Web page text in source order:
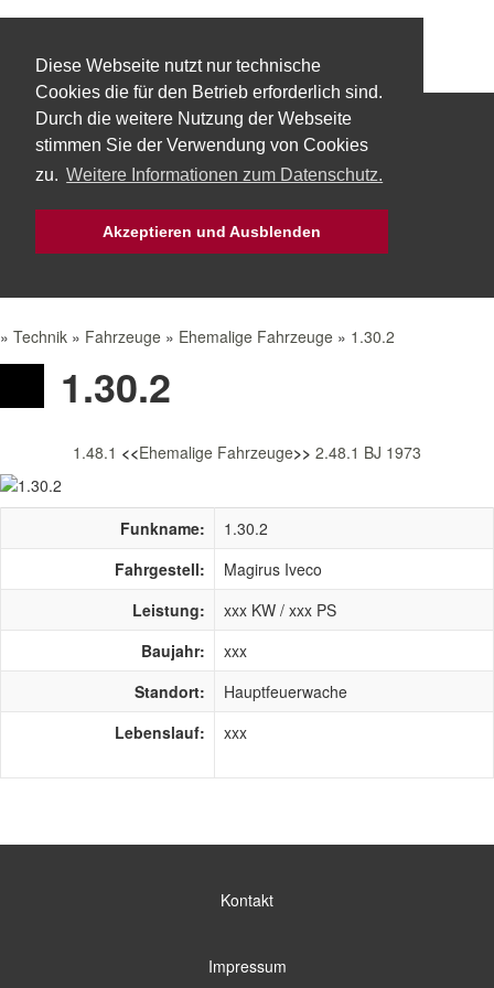
Diese Webseite nutzt nur technische
Cookies die für den Betrieb erforderlich sind.
Durch die weitere Nutzung der Webseite
stimmen Sie der Verwendung von Cookies
zu. Weitere Informationen zum Datenschutz.
Akzeptieren und Ausblenden
Start Über uns Fachbereiche
» Technik » Fahrzeuge » Ehemalige Fahrzeuge » 1.30.2
1.30.2
1.48.1 <<Ehemalige Fahrzeuge>> 2.48.1 BJ 1973
Funkname:
1.30.2
Fahrgestell:
Magirus Iveco
Leistung:
xxx KW / xxx PS
Baujahr:
xxx
Standort:
Hauptfeuerwache
Lebenslauf:
xxx
Kontakt
Impressum